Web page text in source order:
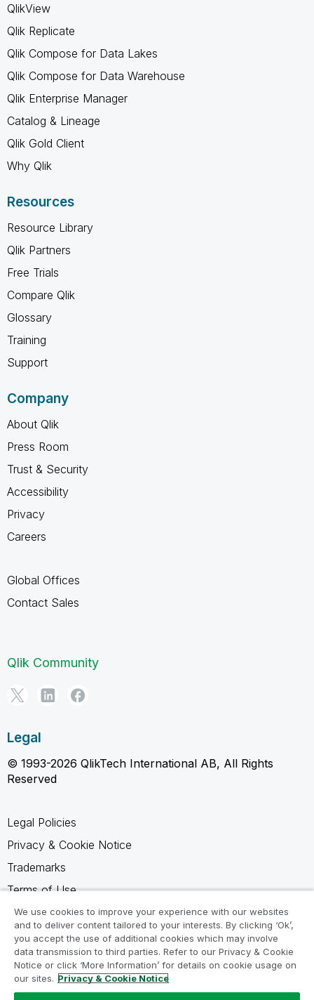
QlikView
Qlik Replicate
Qlik Compose for Data Lakes
Qlik Compose for Data Warehouse
Qlik Enterprise Manager
Catalog & Lineage
Qlik Gold Client
Why Qlik
Resources
Resource Library
Qlik Partners
Free Trials
Compare Qlik
Glossary
Training
Support
Company
About Qlik
Press Room
Trust & Security
Accessibility
Privacy
Careers
Global Offices
Contact Sales
Qlik Community
Legal
© 1993-2026 QlikTech International AB, All Rights
Reserved
Legal Policies
Privacy & Cookie Notice
Trademarks
Terms of Use
Legal Agreements
Product Terms
Do not share my info
We use cookies to improve your experience with our websites
and to deliver content tailored to your interests. By clicking ‘Ok’,
you accept the use of additional cookies which may involve
data transmission to third parties. Refer to our Privacy & Cookie
Notice or click ‘More Information’ for details on cookie usage on
our sites. Privacy & Cookie Notice